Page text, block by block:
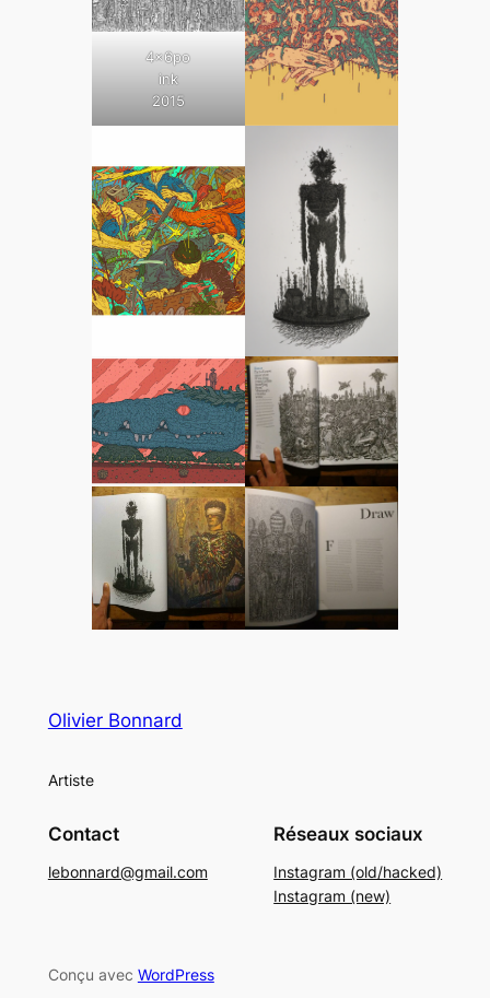
4x6po
ink
2015
Olivier Bonnard
Artiste
Contact
lebonnard@gmail.com
Réseaux sociaux
Instagram (old/hacked)
Instagram (new)
Conçu avec WordPress